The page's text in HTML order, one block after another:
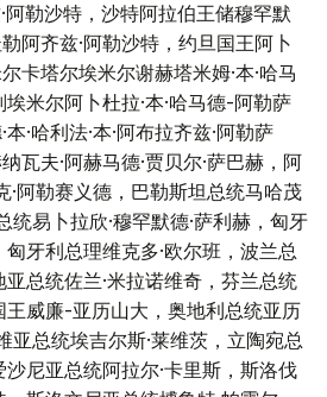
阿勒沙特，沙特阿拉伯王储穆罕默
勒阿齐兹·阿勒沙特，约旦国王阿卜
卡塔尔埃米尔谢赫塔米姆·本·哈马
米尔阿卜杜拉·本·哈马德-阿勒萨
·哈利法·本·阿布拉齐兹·阿勒萨
瓦夫·阿赫马德·贾贝尔·萨巴赫，阿
·阿勒赛义德，巴勒斯坦总统马哈茂
易卜拉欣·穆罕默德·萨利赫，匈牙
牙利总理维克多·欧尔班，波兰总
总统佐兰·米拉诺维奇，芬兰总统
王威廉-亚历山大，奥地利总统亚历
亚总统埃吉尔斯·莱维茨，立陶宛总
尼亚总统阿拉尔·卡里斯，斯洛伐